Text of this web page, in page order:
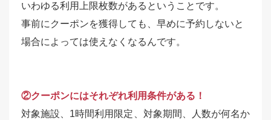
いわゆる利用上限枚数があるということです。
事前にクーポンを獲得しても、早めに予約しないと
場合によっては使えなくなるんです。
②クーポンにはそれぞれ利用条件がある！
対象施設、1時間利用限定、対象期間、人数が何名か